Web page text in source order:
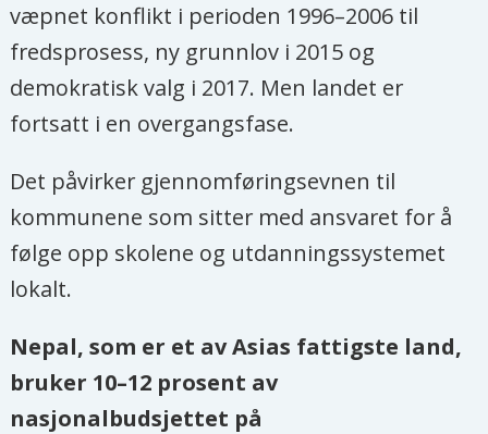
væpnet konflikt i perioden 1996–2006 til
fredsprosess, ny grunnlov i 2015 og
demokratisk valg i 2017. Men landet er
fortsatt i en overgangsfase.
Det påvirker gjennomføringsevnen til
kommunene som sitter med ansvaret for å
følge opp skolene og utdanningssystemet
lokalt.
Nepal, som er et av Asias fattigste land,
bruker 10–12 prosent av
nasjonalbudsjettet på